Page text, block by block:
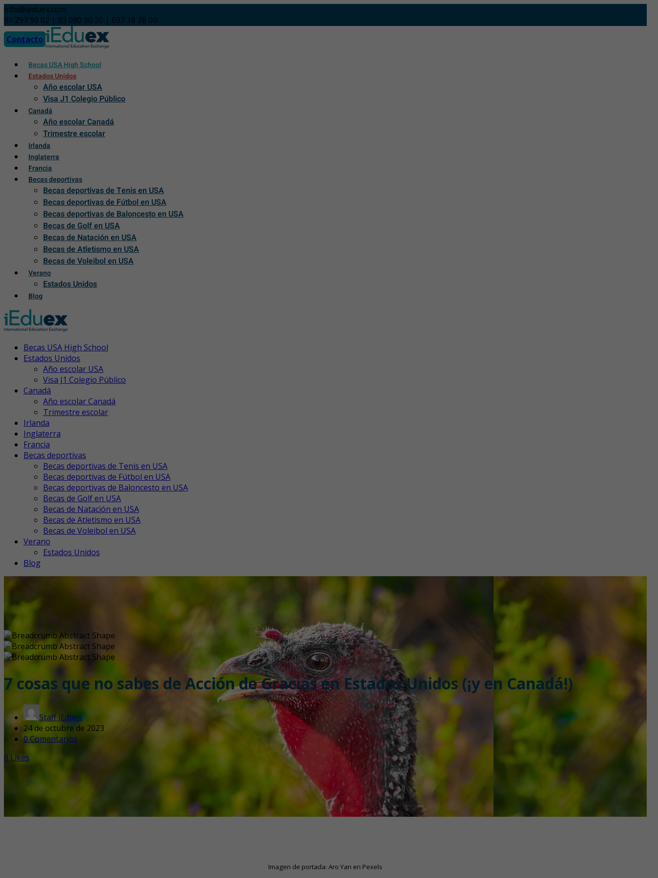
Skip
to
content
info@ieduex.com
91 297 99 02 | 93 090 90 20 | 697 18 28 00
Contacto
Becas USA High School
Estados Unidos
Año escolar USA
Visa J1 Colegio Público
Canadá
Año escolar Canadá
Trimestre escolar
Irlanda
Inglaterra
Francia
Becas deportivas
Becas deportivas de Tenis en USA
Becas deportivas de Fútbol en USA
Becas deportivas de Baloncesto en USA
Becas de Golf en USA
Becas de Natación en USA
Becas de Atletismo en USA
Becas de Voleibol en USA
Verano
Estados Unidos
Blog
Becas USA High School
Estados Unidos
Año escolar USA
Visa J1 Colegio Público
Canadá
Año escolar Canadá
Trimestre escolar
Irlanda
Inglaterra
Francia
Becas deportivas
Becas deportivas de Tenis en USA
Becas deportivas de Fútbol en USA
Becas deportivas de Baloncesto en USA
Becas de Golf en USA
Becas de Natación en USA
Becas de Atletismo en USA
Becas de Voleibol en USA
Verano
Estados Unidos
Blog
7 cosas que no sabes de Acción de Gracias en Estados Unidos (¡y en Canadá!)
Staff iEduex
24 de octubre de 2023
0 Comentarios
0 Likes
Imagen de portada: Aro Yan en Pexels